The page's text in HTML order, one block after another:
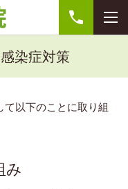
染症対策
以下のことに取り組
み